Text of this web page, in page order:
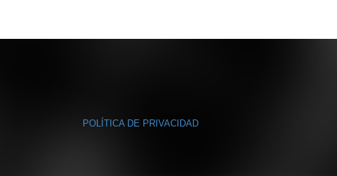
POLÍTICA DE PRIVACIDAD